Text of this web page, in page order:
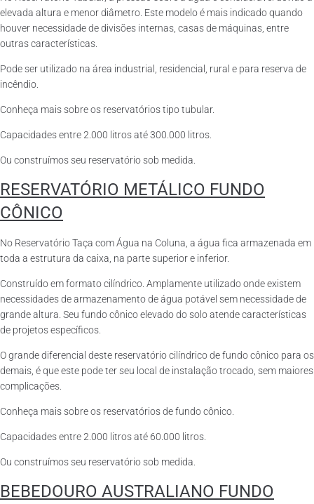
elevada altura e menor diâmetro. Este modelo é mais indicado quando
houver necessidade de divisões internas, casas de máquinas, entre
outras características.
Pode ser utilizado na área industrial, residencial, rural e para reserva de
incêndio.
Conheça mais sobre os reservatórios tipo tubular.
Capacidades entre 2.000 litros até 300.000 litros.
Ou construímos seu reservatório sob medida.
RESERVATÓRIO METÁLICO FUNDO
CÔNICO
No Reservatório Taça com Água na Coluna, a água fica armazenada em
toda a estrutura da caixa, na parte superior e inferior.
Construído em formato cilíndrico. Amplamente utilizado onde existem
necessidades de armazenamento de água potável sem necessidade de
grande altura. Seu fundo cônico elevado do solo atende características
de projetos específicos.
O grande diferencial deste reservatório cilíndrico de fundo cônico para os
demais, é que este pode ter seu local de instalação trocado, sem maiores
complicações.
Conheça mais sobre os reservatórios de fundo cônico.
Capacidades entre 2.000 litros até 60.000 litros.
Ou construímos seu reservatório sob medida.
BEBEDOURO AUSTRALIANO FUNDO